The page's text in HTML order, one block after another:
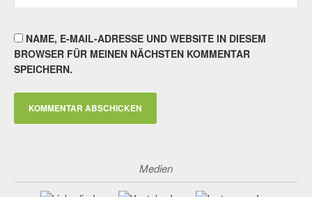
NAME, E-MAIL-ADRESSE UND WEBSITE IN DIESEM
BROWSER FÜR MEINEN NÄCHSTEN KOMMENTAR
SPEICHERN.
Medien